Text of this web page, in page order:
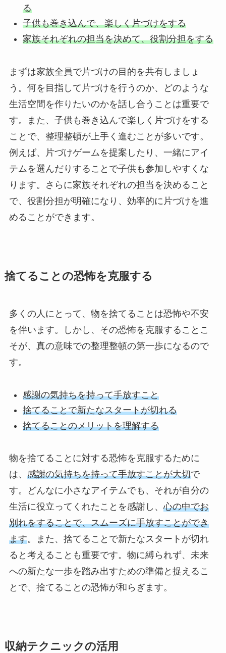
る
子供も巻き込んで、楽しく片づけをする
家族それぞれの担当を決めて、役割分担をする
まずは家族全員で片づけの目的を共有しましょ
う。何を目指して片づけを行うのか、どのような
生活空間を作りたいのかを話し合うことは重要で
す。また、子供も巻き込んで楽しく片づけをする
ことで、整理整頓が上手く進むことが多いです。
例えば、片づけゲームを提案したり、一緒にアイ
テムを選んだりすることで子供も参加しやすくな
ります。さらに家族それぞれの担当を決めること
で、役割分担が明確になり、効率的に片づけを進
めることができます。
捨てることの恐怖を克服する
多くの人にとって、物を捨てることは恐怖や不安
を伴います。しかし、その恐怖を克服することこ
そが、真の意味での整理整頓の第一歩になるので
す。
感謝の気持ちを持って手放すこと
捨てることで新たなスタートが切れる
捨てることのメリットを理解する
物を捨てることに対する恐怖を克服するために
は、 感謝の気持ちを持って手放すことが大切で
す。どんなに小さなアイテムでも、それが自分の
生活に役立ってくれたことを感謝し、心の中でお
別れをすることで、スムーズに手放すことができ
ます。また、捨てることで新たなスタートが切れ
ると考えることも重要です。物に縛られず、未来
への新たな一歩を踏み出すための準備と捉えるこ
とで、捨てることの恐怖が和らぎます。
収納テクニックの活用